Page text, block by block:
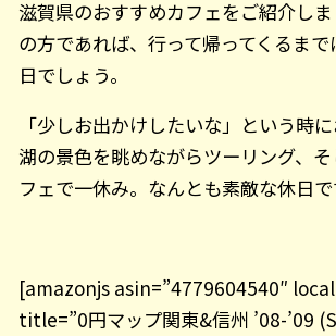
滋賀県のおすすめカフェをご紹介し
の方であれば、行って帰ってくるま
日でしょう。
「少しお出かけしたいな」という時に
湖の景色を眺めながらツーリング、
フェで一休み。なんとも素敵な休日で
[amazonjs asin=”4779604540″
title=”0円マップ関東&信州 ’08-’09